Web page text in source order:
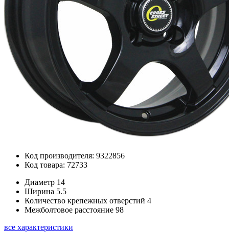
Код производителя: 9322856
Код товара: 72733
Диаметр 14
Ширина 5.5
Количество крепежных отверстий 4
Межболтовое расстояние 98
все характеристики